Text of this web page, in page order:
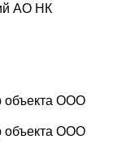
АО НК
объекта ООО
объекта ООО